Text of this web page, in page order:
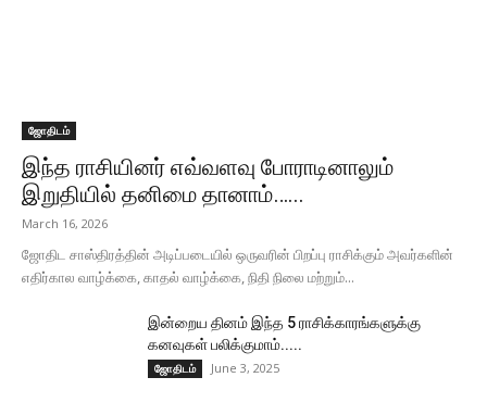
ஜோதிடம்
இந்த ராசியினர் எவ்வளவு போராடினாலும்
இறுதியில் தனிமை தானாம்…...
March 16, 2026
ஜோதிட சாஸ்திரத்தின் அடிப்படையில் ஒருவரின் பிறப்பு ராசிக்கும் அவர்களின்
எதிர்கால வாழ்க்கை, காதல் வாழ்க்கை, நிதி நிலை மற்றும்...
இன்றைய தினம் இந்த 5 ராசிக்காரங்களுக்கு
கனவுகள் பலிக்குமாம்.....
ஜோதிடம் June 3, 2025